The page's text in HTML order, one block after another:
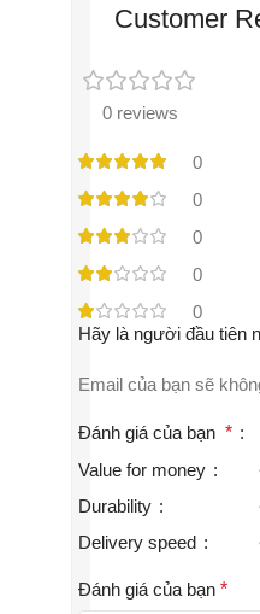
Customer
0 reviews
0
0
0
0
0
Hãy là người đầu tiên
Email của bạn sẽ
Đánh giá của bạn *
Value for money
Durability
Delivery speed
Đánh giá của bạn *